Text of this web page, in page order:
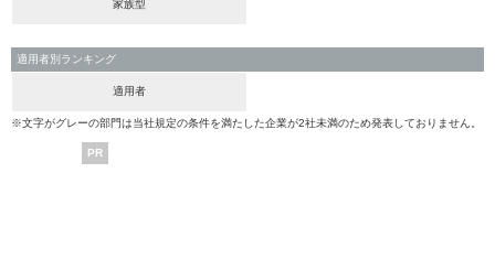
家族型
適用者別ランキング
適用者
※文字がグレーの部門は当社規定の条件を満たした企業が2社未満のため発表しておりません。
PR